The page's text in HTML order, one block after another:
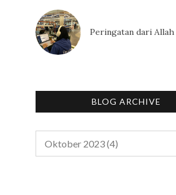
Peringatan dari Allah
BLOG ARCHIVE